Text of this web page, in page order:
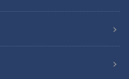
た」―
境目にJR太多線「下
で1時間に4本程度走